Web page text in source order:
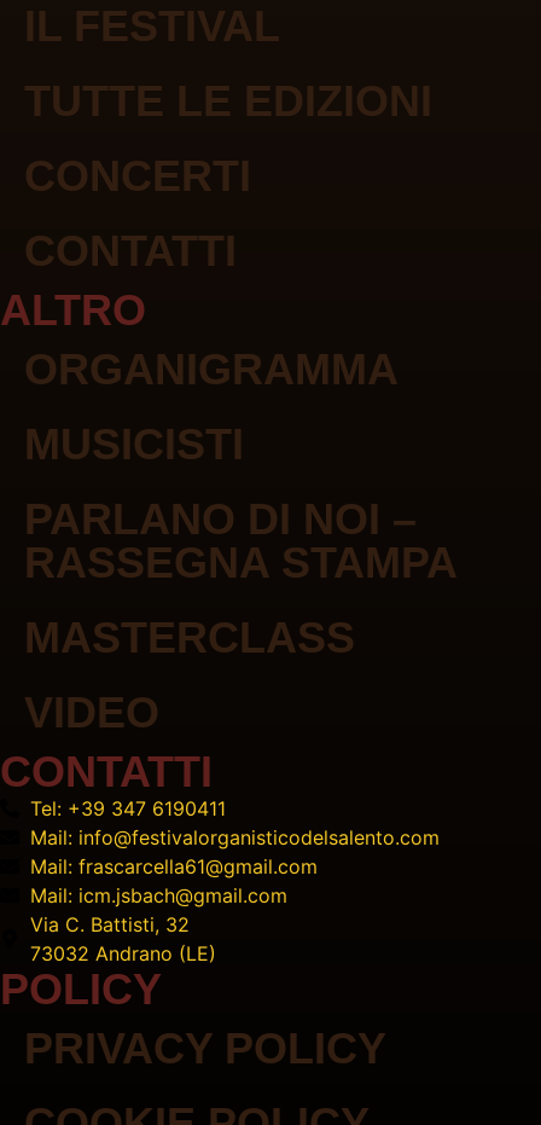
IL FESTIVAL
TUTTE LE EDIZIONI
CONCERTI
CONTATTI
ALTRO
ORGANIGRAMMA
MUSICISTI
PARLANO DI NOI –
RASSEGNA STAMPA
MASTERCLASS
VIDEO
CONTATTI
Tel: +39 347 6190411
Mail: info@festivalorganisticodelsalento.com
Mail: frascarcella61@gmail.com
Mail: icm.jsbach@gmail.com
Via C. Battisti, 32
73032 Andrano (LE)
POLICY
PRIVACY POLICY